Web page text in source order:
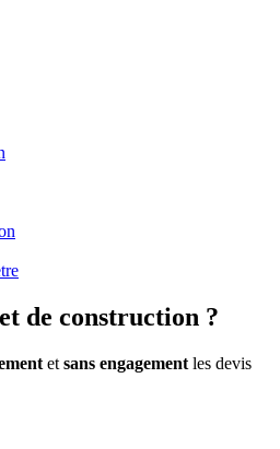
de construction ?
et sans engagement les devis